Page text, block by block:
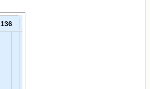
136